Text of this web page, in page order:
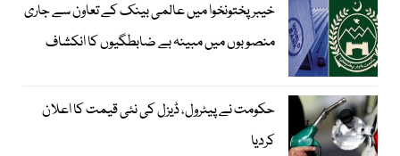
خیبرپختونخوا میں عالمی بینک کے تعاون سے جاری
منصوبوں میں مبینہ بے ضابطگیوں کا انکشاف
حکومت نے پیٹرول، ڈیزل کی نئی قیمت کا اعلان
کردیا